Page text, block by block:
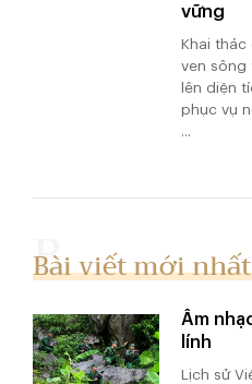
vững
Khai thác
ven sông
lên diện
phục vụ
Bài viết mới nhất
Âm
lính
Lịch sử